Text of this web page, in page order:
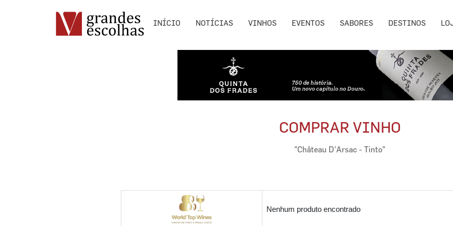
INÍCIO NOTÍCIAS VINHOS EVENTOS SABORES DESTINOS
COMPRAR VINHO
"Château D’Arsac - Tinto"
Nenhum produto encontrado